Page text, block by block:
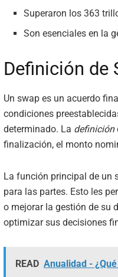
Superaron los 363
Son esenciales en la
Definición de
Un swap es un acuerdo
condiciones
determinado. La definición
finalización, el monto
La función principal de un
para las partes. Esto les
o mejorar la gestión de su
optimizar sus decisiones
READ Anualidad -